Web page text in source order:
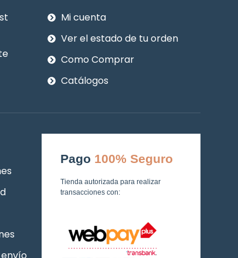
Mi cuenta
Ver el estado de tu orden
Como Comprar
Catálogos
Pago 100% Seguro
Tienda autorizada para realizar
transacciones con: